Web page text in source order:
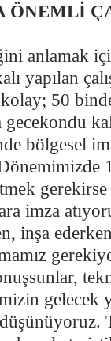
ÖNEMLİ
anlamak
yapılan
50
bölgesel
imza
inşa
gelecek